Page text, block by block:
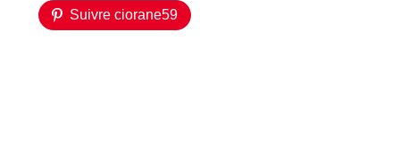
Suivre ciorane59